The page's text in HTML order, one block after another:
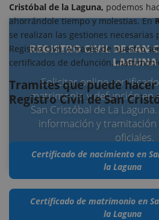
REGISTRO CIVIL DE SAN
LAGUNA
Solicitar online
matrimonio y defunción en
San Cristóbal de La
información y
oficiales.
Cristóbal de la Laguna, podemos
ahorrándole tiempo y molestias. En
se realizan las gestiones necesarias
Registro Civil. A través de nuestro
certificados de defunción,
Tramites que puede
Registro Civil de San
Certificado de nacimiento en
la Laguna
Certificado de matrimonio en
la Laguna